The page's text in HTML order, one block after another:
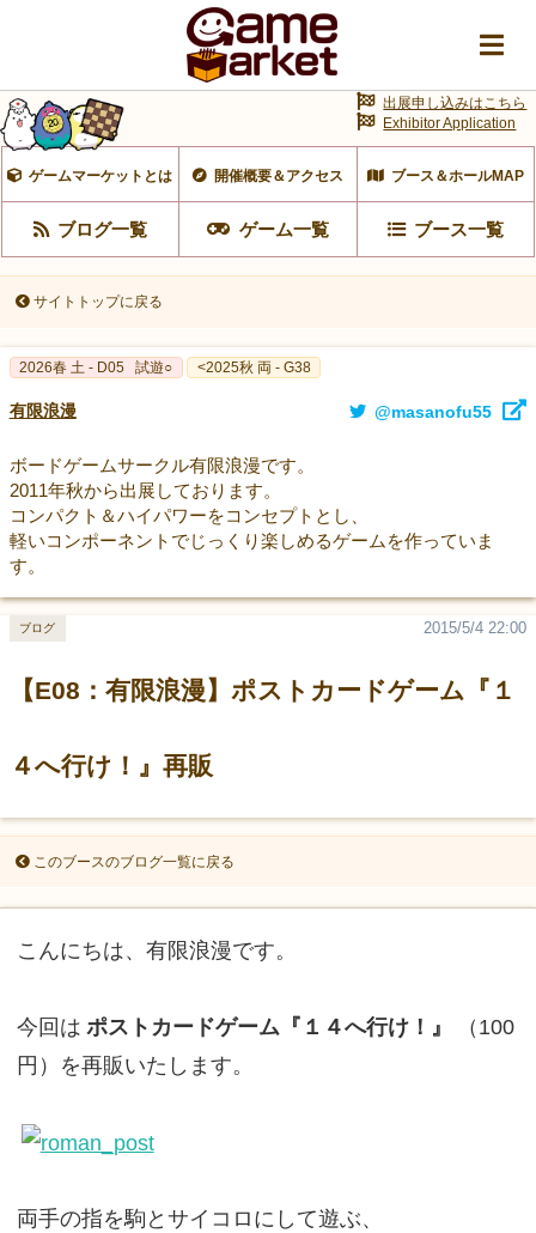
ゲームマーケットとは 開催概要＆アクセス ブース＆ホールMAP
ブログ一覧 ゲーム一覧 ブース一覧
出展申し込みはこちら
Exhibitor Application
サイトトップに戻る
2026春 土 - D05 試遊○ <2025秋 両 - G38
有限浪漫 @masanofu55
ボードゲームサークル有限浪漫です。
2011年秋から出展しております。
コンパクト＆ハイパワーをコンセプトとし、
軽いコンポーネントでじっくり楽しめるゲームを作っていま
す。
【E08：有限浪漫】ポストカードゲーム『１
４へ行け！』再販
2015/5/4 22:00
ブログ
このブースのブログ一覧に戻る
こんにちは、有限浪漫です。
今回は ポストカードゲーム『１４へ行け！』
（100
円）を再販いたします。
両手の指を駒とサイコロにして遊ぶ、